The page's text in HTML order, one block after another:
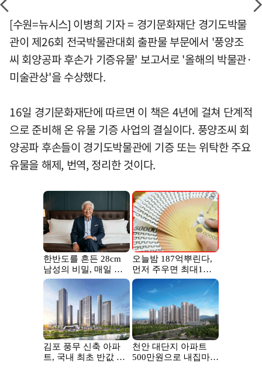
[수원=뉴시스] 이병희 기자 = 경기문화재단 경기도박물
관이 제26회 전국박물관대회 출판물 부문에서 '풍양조
씨 회양공파 후손가 기증유물' 보고서로 '올해의 박물관·
미술관상'을 수상했다.
16일 경기문화재단에 따르면 이 책은 4년에 걸쳐 단계적
으로 준비해 온 유물 기증 사업의 결실이다. 풍양조씨 회
양공파 후손들이 경기도박물관에 기증 또는 위탁한 주요
유물을 해제, 번역, 정리한 것이다.